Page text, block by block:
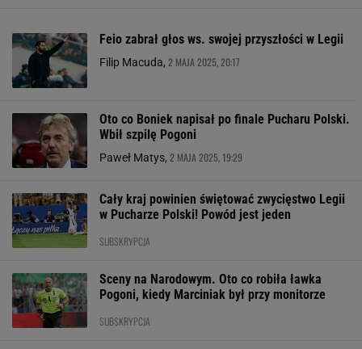
Feio zabrał głos ws. swojej przyszłości w Legii
Filip Macuda, 2 MAJA 2025, 20:17
Oto co Boniek napisał po finale Pucharu Polski.
Wbił szpilę Pogoni
Paweł Matys, 2 MAJA 2025, 19:29
Cały kraj powinien świętować zwycięstwo Legii
w Pucharze Polski! Powód jest jeden
SUBSKRYPCJA
Sceny na Narodowym. Oto co robiła ławka
Pogoni, kiedy Marciniak był przy monitorze
SUBSKRYPCJA